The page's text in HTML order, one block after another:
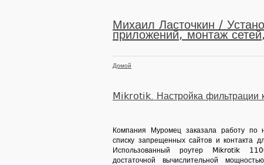
Михаил Ласточкин /
приложений, монтаж
Домой
Mikrotik. Настройка фильтрации
Компания Муромец заказала работу по
списку запрещенных сайтов и контакта
Использованный роутер Mik­rotik
достаточной вычислительной